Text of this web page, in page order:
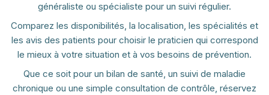
généraliste ou spécialiste pour un suivi régulier.
Comparez les disponibilités, la localisation, les spécialités et
les avis des patients pour choisir le praticien qui correspond
le mieux à votre situation et à vos besoins de prévention.
Que ce soit pour un bilan de santé, un suivi de maladie
chronique ou une simple consultation de contrôle, réservez